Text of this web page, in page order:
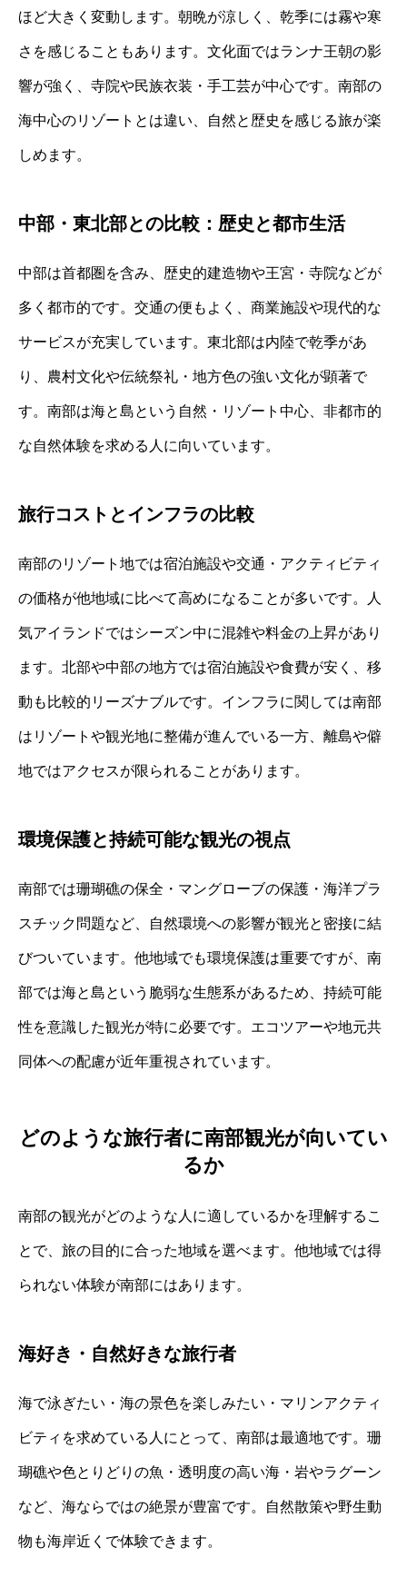
ほど大きく変動します。朝晩が涼しく、乾季には霧や寒
さを感じることもあります。文化面ではランナ王朝の影
響が強く、寺院や民族衣装・手工芸が中心です。南部の
海中心のリゾートとは違い、自然と歴史を感じる旅が楽
しめます。
中部・東北部との比較：歴史と都市生活
中部は首都圏を含み、歴史的建造物や王宮・寺院などが
多く都市的です。交通の便もよく、商業施設や現代的な
サービスが充実しています。東北部は内陸で乾季があ
り、農村文化や伝統祭礼・地方色の強い文化が顕著で
す。南部は海と島という自然・リゾート中心、非都市的
な自然体験を求める人に向いています。
旅行コストとインフラの比較
南部のリゾート地では宿泊施設や交通・アクティビティ
の価格が他地域に比べて高めになることが多いです。人
気アイランドではシーズン中に混雑や料金の上昇があり
ます。北部や中部の地方では宿泊施設や食費が安く、移
動も比較的リーズナブルです。インフラに関しては南部
はリゾートや観光地に整備が進んでいる一方、離島や僻
地ではアクセスが限られることがあります。
環境保護と持続可能な観光の視点
南部では珊瑚礁の保全・マングローブの保護・海洋プラ
スチック問題など、自然環境への影響が観光と密接に結
びついています。他地域でも環境保護は重要ですが、南
部では海と島という脆弱な生態系があるため、持続可能
性を意識した観光が特に必要です。エコツアーや地元共
同体への配慮が近年重視されています。
どのような旅行者に南部観光が向いてい
るか
南部の観光がどのような人に適しているかを理解するこ
とで、旅の目的に合った地域を選べます。他地域では得
られない体験が南部にはあります。
海好き・自然好きな旅行者
海で泳ぎたい・海の景色を楽しみたい・マリンアクティ
ビティを求めている人にとって、南部は最適地です。珊
瑚礁や色とりどりの魚・透明度の高い海・岩やラグーン
など、海ならではの絶景が豊富です。自然散策や野生動
物も海岸近くで体験できます。